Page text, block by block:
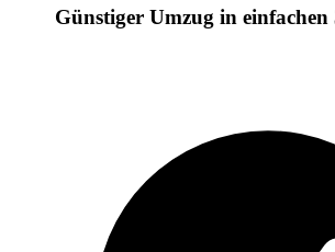
Günstiger Umzug in